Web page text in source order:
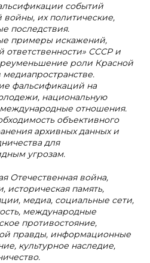
событий
их политические,
последствия.
примеры искажений,
СССР и
роли Красной
фальсификаций на
национальную
отношения.
объективного
архивных данных и
для
угрозам.
Отечественная война,
историческая память,
медиа, социальные сети,
международные
противостояние,
правды, информационные
культурное наследие,